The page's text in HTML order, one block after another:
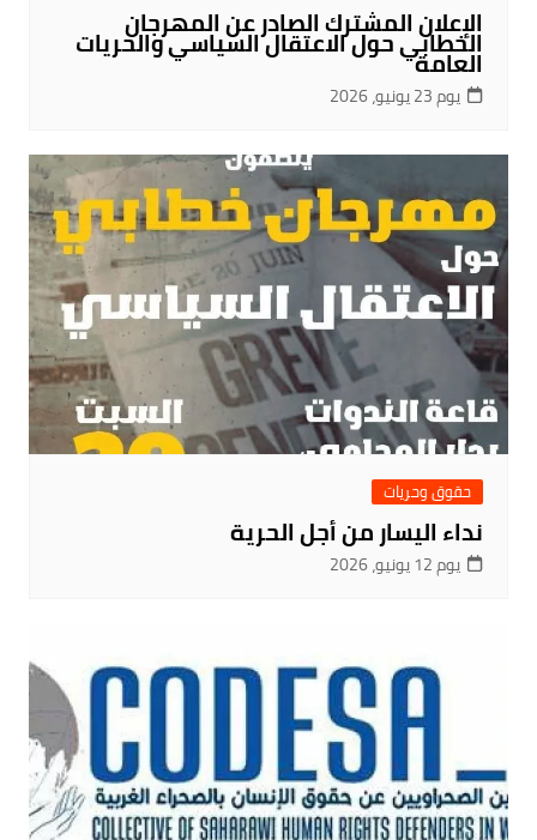
الإعلان المشترك الصادر عن المهرجان
الخطابي حول الاعتقال السياسي والحريات
العامة
يوم 23 يونيو، 2026
حقوق وحريات
نداء اليسار من أجل الحرية
يوم 12 يونيو، 2026